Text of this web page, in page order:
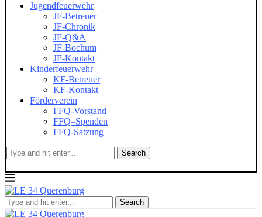
Jugendfeuerwehr
JF-Betreuer
JF-Chronik
JF-Q&A
JF-Bochum
JF-Kontakt
Kinderfeuerwehr
KF-Betreuer
KF-Kontakt
Förderverein
FFQ-Vorstand
FFQ–Spenden
FFQ-Satzung
Search
Search